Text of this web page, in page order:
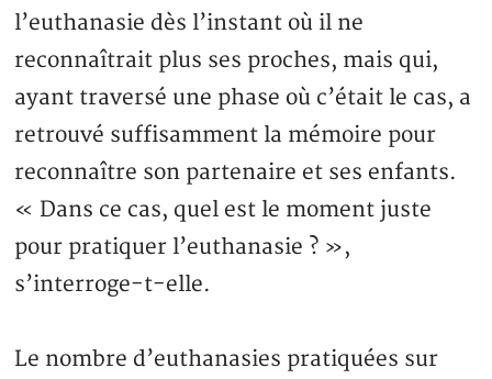
l’euthanasie dès l’instant où il ne
reconnaîtrait plus ses proches, mais qui,
ayant traversé une phase où c’était le cas, a
retrouvé suffisamment la mémoire pour
reconnaître son partenaire et ses enfants.
« Dans ce cas, quel est le moment juste
pour pratiquer l’euthanasie ? »,
s’interroge-t-elle.
Le nombre d’euthanasies pratiquées sur